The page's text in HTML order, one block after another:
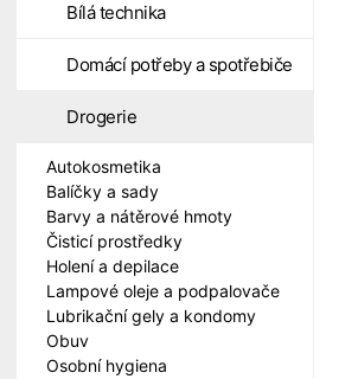
Bílá technika
Domácí potřeby a spotřebiče
Drogerie
Autokosmetika
Balíčky a sady
Barvy a nátěrové hmoty
Čisticí prostředky
Holení a depilace
Lampové oleje a podpalovače
Lubrikační gely a kondomy
Obuv
Osobní hygiena